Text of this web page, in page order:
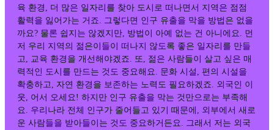
육 환경, 더 많은 일자리를 찾아 도시로 떠나면서 지역은 점점
활력을 잃어가는 거죠. 그렇다면 인구 유출을 막을 방법은 없을
까요? 물론 쉽지는 않겠지만, 방법이 아예 없는 건 아니에요. 먼
저 우리 지역의 젊은이들이 떠나지 않도록 좋은 일자리를 만들
고, 교육 환경을 개선해야겠죠. 또, 젊은 사람들이 살고 싶은 매
력적인 도시를 만드는 것도 중요해요. 문화 시설, 편의 시설을
확충하고, 자연 환경을 보존하는 노력도 필요하겠죠. 외국인 이
웃, 어서 오세요! 하지만 인구 유출을 막는 것만으로는 부족해
요. 우리나라 전체 인구가 줄어들고 있기 때문에, 외부에서 새로
운 사람들을 받아들이는 것도 중요하거든요. 그래서 저는 외국